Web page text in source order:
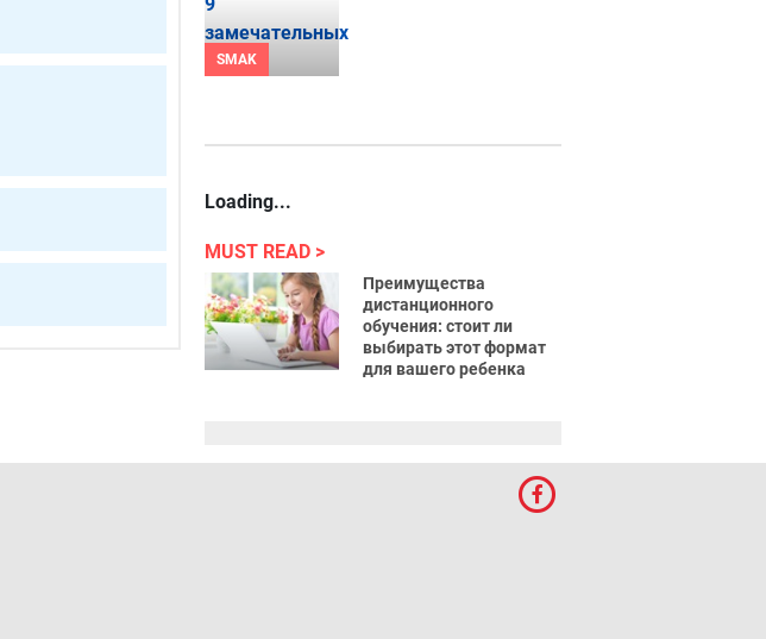
SMAK
Loading...
MUST READ
Преимущества
дистанционного
обучения: стоит ли
выбирать этот формат
для вашего ребенка